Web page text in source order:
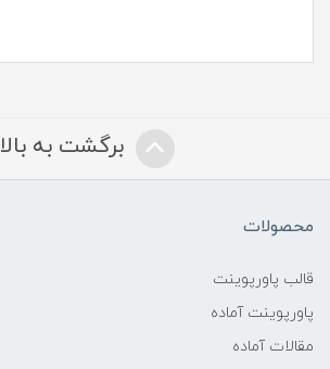
برگشت به بالا
محصولات
قالب پاورپوینت
پاورپوینت آماده
مقالات آماده